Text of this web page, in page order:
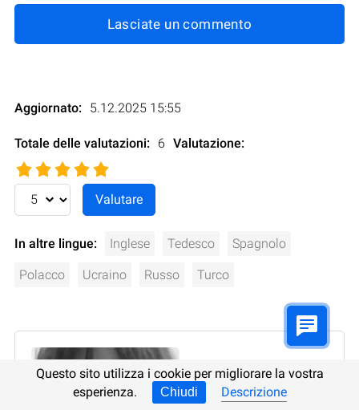
Lasciate un commento
Aggiornato: 5.12.2025 15:55
Totale delle valutazioni: 6 Valutazione:
In altre lingue: Inglese Tedesco Spagnolo
Polacco Ucraino Russo Turco
Questo sito utilizza i cookie per migliorare la vostra
esperienza.
Chiudi Descrizione